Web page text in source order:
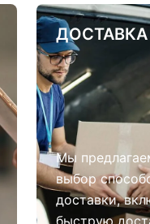
ДОСТАВКА
Мы
выбор
доставки,